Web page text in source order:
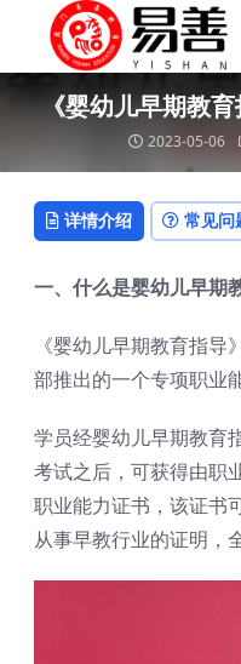
《婴幼儿早期教
2023-05-06
详情介绍 常见问
一、什么是婴幼儿早期
《婴幼儿早期教育指
部推出的一个专项职业
学员经婴幼儿早期教育
考试之后，可获得由职
职业能力证书，该证书
从事早教行业的证明，